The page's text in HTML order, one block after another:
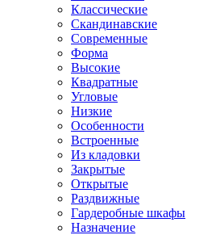
Классические
Скандинавские
Современные
Форма
Высокие
Квадратные
Угловые
Низкие
Особенности
Встроенные
Из кладовки
Закрытые
Открытые
Раздвижные
Гардеробные шкафы
Назначение